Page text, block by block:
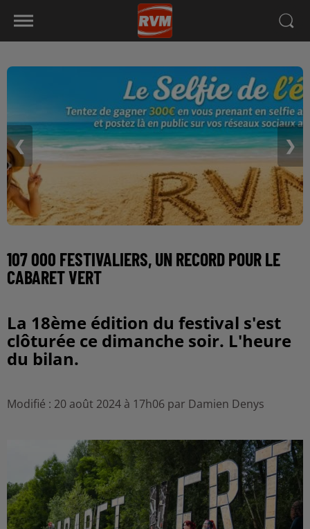
❮ ❯
107 000 FESTIVALIERS, UN RECORD POUR LE
CABARET VERT
La 18ème édition du festival s'est
clôturée ce dimanche soir. L'heure
du bilan.
Modifié : 20 août 2024 à 17h06 par Damien Denys